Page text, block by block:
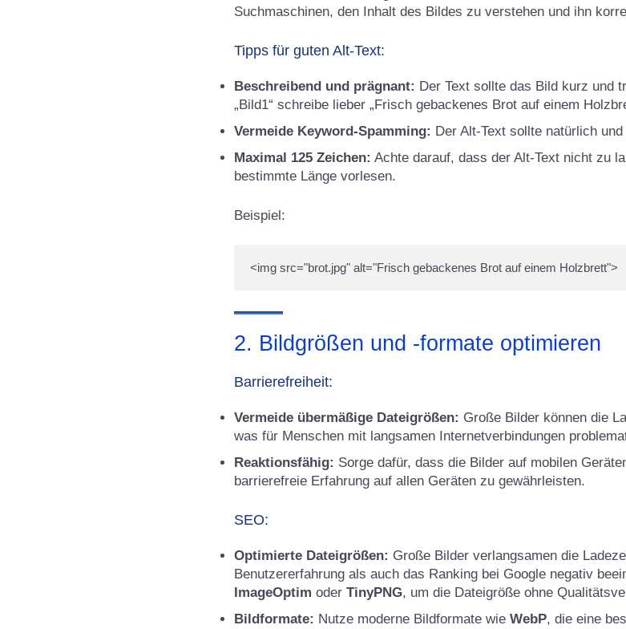
Suchmaschinen, den Inhalt des Bildes zu verstehen und ihn
Tipps für guten Alt-Text:
Beschreibend und prägnant: Der Text sollte das Bild kurz und
„Bild1“ schreibe lieber „Frisch gebackenes Brot auf einem
Vermeide Keyword-Spamming: Der Alt-Text sollte natürlich
Maximal 125 Zeichen: Achte darauf, dass der Alt-Text nicht zu
bestimmte Länge vorlesen.
Beispiel:
2. Bildgrößen und -formate optimieren
Barrierefreiheit:
Vermeide übermäßige Dateigrößen: Große Bilder können die
was für Menschen mit langsamen Internetverbindungen
Reaktionsfähig: Sorge dafür, dass die Bilder auf mobilen
barrierefreie Erfahrung auf allen Geräten zu gewährleisten.
SEO:
Optimierte Dateigrößen: Große Bilder verlangsamen die
Benutzererfahrung als auch das Ranking bei Google negativ
ImageOptim oder TinyPNG, um die Dateigröße ohne
Bildformate: Nutze moderne Bildformate wie WebP, die eine